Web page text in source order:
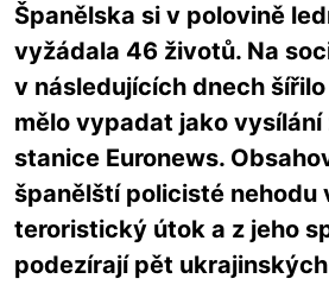
Španělska si v polovině
vyžádala 46 životů. Na
v následujících dnech
mělo vypadat jako
stanice Euronews.
španělští policisté nehodu
teroristický útok a z jeho
podezírají pět